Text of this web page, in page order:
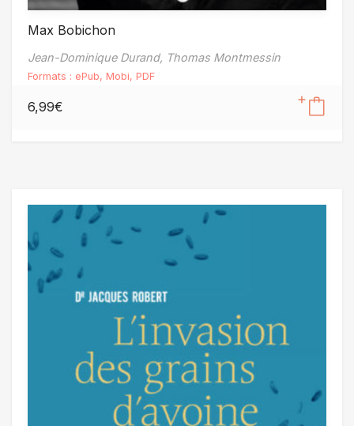
Max Bobichon
Jean-Dominique Durand, Thomas Montmessin
Formats : ePub, Mobi, PDF
6,99€